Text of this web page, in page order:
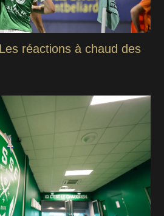
réactions à chaud des